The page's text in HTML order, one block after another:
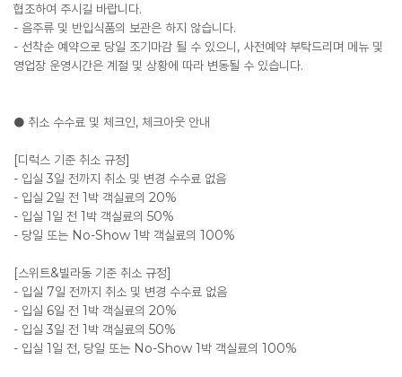
협조하여 주시길 바랍니다.
- 음주류 및 반입식품의 보관은 하지 않습니다.
- 선착순 예약으로 당일 조기마감 될 수 있으니, 사전예약 부탁드리며 메뉴 및
영업장 운영시간은 계절 및 상황에 따라 변동될 수 있습니다.
● 취소 수수료 및 체크인, 체크아웃 안내
[디럭스 기준 취소 규정]
- 입실 3일 전까지 취소 및 변경 수수료 없음
- 입실 2일 전 1박 객실료의 20%
- 입실 1일 전 1박 객실료의 50%
- 당일 또는 No-Show 1박 객실료의 100%
[스위트&빌라동 기준 취소 규정]
- 입실 7일 전까지 취소 및 변경 수수료 없음
- 입실 6일 전 1박 객실료의 20%
- 입실 3일 전 1박 객실료의 50%
- 입실 1일 전, 당일 또는 No-Show 1박 객실료의 100%